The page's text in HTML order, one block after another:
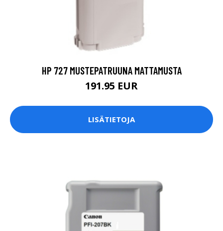
HP 727 MUSTEPATRUUNA MATTAMUSTA
191.95 EUR
LISÄTIETOJA